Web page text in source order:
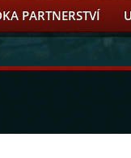
PARTNERSTVÍ